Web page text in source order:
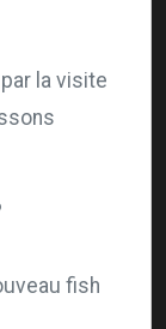
la visite
fish